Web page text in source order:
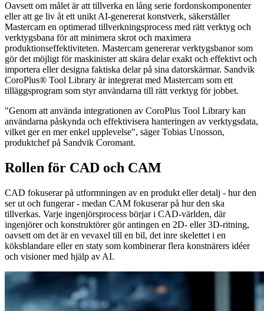
Oavsett om målet är att tillverka en lång serie fordonskomponenter
eller att ge liv åt ett unikt AI-genererat konstverk, säkerställer
Mastercam en optimerad tillverkningsprocess med rätt verktyg och
verktygsbana för att minimera skrot och maximera
produktionseffektiviteten. Mastercam genererar verktygsbanor som
gör det möjligt för maskinister att skära delar exakt och effektivt och
importera eller designa faktiska delar på sina datorskärmar. Sandvik
CoroPlus® Tool Library är integrerat med Mastercam som ett
tilläggsprogram som styr användarna till rätt verktyg för jobbet.
"Genom att använda integrationen av CoroPlus Tool Library kan
användarna påskynda och effektivisera hanteringen av verktygsdata,
vilket ger en mer enkel upplevelse", säger Tobias Unosson,
produktchef på Sandvik Coromant.
Rollen för CAD och CAM
CAD fokuserar på utformningen av en produkt eller detalj - hur den
ser ut och fungerar - medan CAM fokuserar på hur den ska
tillverkas. Varje ingenjörsprocess börjar i CAD-världen, där
ingenjörer och konstruktörer gör antingen en 2D- eller 3D-ritning,
oavsett om det är en vevaxel till en bil, det inre skelettet i en
köksblandare eller en staty som kombinerar flera konstnärers idéer
och visioner med hjälp av AI.